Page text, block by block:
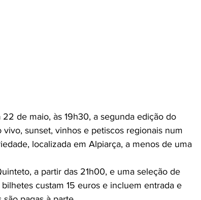
de maio, às 19h30, a segunda edição do
sunset, vinhos e petiscos regionais num
localizada em Alpiarça, a menos de uma
a partir das 21h00, e uma seleção de
custam 15 euros e incluem entrada e